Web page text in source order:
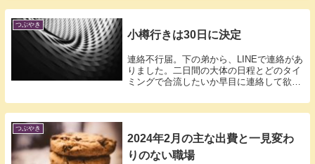
つぶやき
小樽行きは30日に決定
連絡不行届。下の弟から、LINEで連絡があ
りました。二日間の大体の日程とどのタイ
ミングで合流したいか早目に連絡して欲し
つぶやき
2024年2月の主な出費と一見変わ
りのない職場